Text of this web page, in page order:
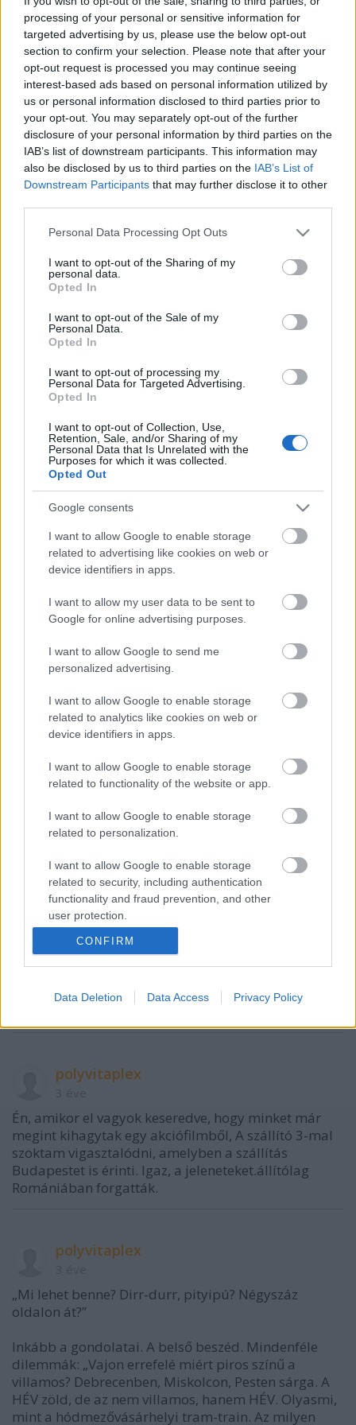
processing of your personal or sensitive information for
targeted advertising by us, please use the below opt-out
section to confirm your selection. Please note that after your
opt-out request is processed you may continue seeing
interest-based ads based on personal information utilized by
us or personal information disclosed to third parties prior to
your opt-out. You may separately opt-out of the further
disclosure of your personal information by third parties on the
IAB’s list of downstream participants. This information may
also be disclosed by us to third parties on the IAB’s List of
Downstream Participants that may further disclose it to other
Please note that this website/app uses one or more Google
not limited to your visit or usage behaviour. You may click to
grant or deny consent to Google and its third-party tags to
use your data for below specified purposes in below Google
consent section.
Personal Data Processing Opt Outs
I want to opt-out of the Sharing of my
personal data.
Opted In
I want to opt-out of the Sale of my
Personal Data.
Opted In
I want to opt-out of processing my
Personal Data for Targeted Advertising.
Opted In
I want to opt-out of Collection, Use,
Retention, Sale, and/or Sharing of my
Personal Data that Is Unrelated with the
Purposes for which it was collected.
Opted Out
Google consents
I want to allow Google to enable storage
related to advertising like cookies on web or
device identifiers in apps.
I want to allow my user data to be sent to
Google for online advertising purposes.
I want to allow Google to send me
personalized advertising.
I want to allow Google to enable storage
related to analytics like cookies on web or
device identifiers in apps.
I want to allow Google to enable storage
related to functionality of the website or app.
I want to allow Google to enable storage
related to personalization.
I want to allow Google to enable storage
related to security, including authentication
functionality and fraud prevention, and other
user protection.
CONFIRM
Data Deletion Data Access Privacy Policy
Címkék:A szürke ember
Ajánlott bejegyzések:
Újra és újra és újra
Véres verejtékkel
Trakl-kalandok
Szólj hozzá!
A hozzászóláshoz be kell lépned!
VAGY
Kovacs Nocraft Jozsefne
3 éve
Az eredeti könyv valószínűleg képregény, a szöveget
polyvitaplex
Én, amikor el vagyok keseredve, hogy minket már
megint kihagytak egy akciófilmből, A szállító 3-mal
szoktam vigasztalódni, amelyben a szállítás
Budapestet is érinti. Igaz, a jeleneteket.állítólag
Romániában forgatták.
polyvitaplex
„Mi lehet benne? Dirr-durr, pityipú? Négyszáz
oldalon át?”
Inkább a gondolatai. A belső beszéd. Mindenféle
dilemmák: „Vajon errefelé miért piros színű a
villamos? Debrecenben, Miskolcon, Pesten sárga. A
HÉV zöld, de az nem villamos, hanem HÉV. Olyasmi,
mint a hódmezővásárhelyi tram-train. Az milyen